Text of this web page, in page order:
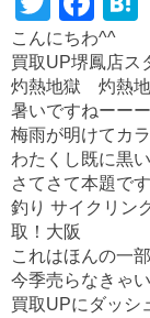
wi
tt
er
a
c
e
b
o
o
k
n
こんにちわ^^
買取UP堺鳳店
灼熱地獄 灼熱
暑いですねーーー
梅雨が明けてカ
わたくし既に黒
さてさて本題です
釣り サイクリン
取！大阪
これはほんの一
今季売らなきゃ
買取UPにダッシ